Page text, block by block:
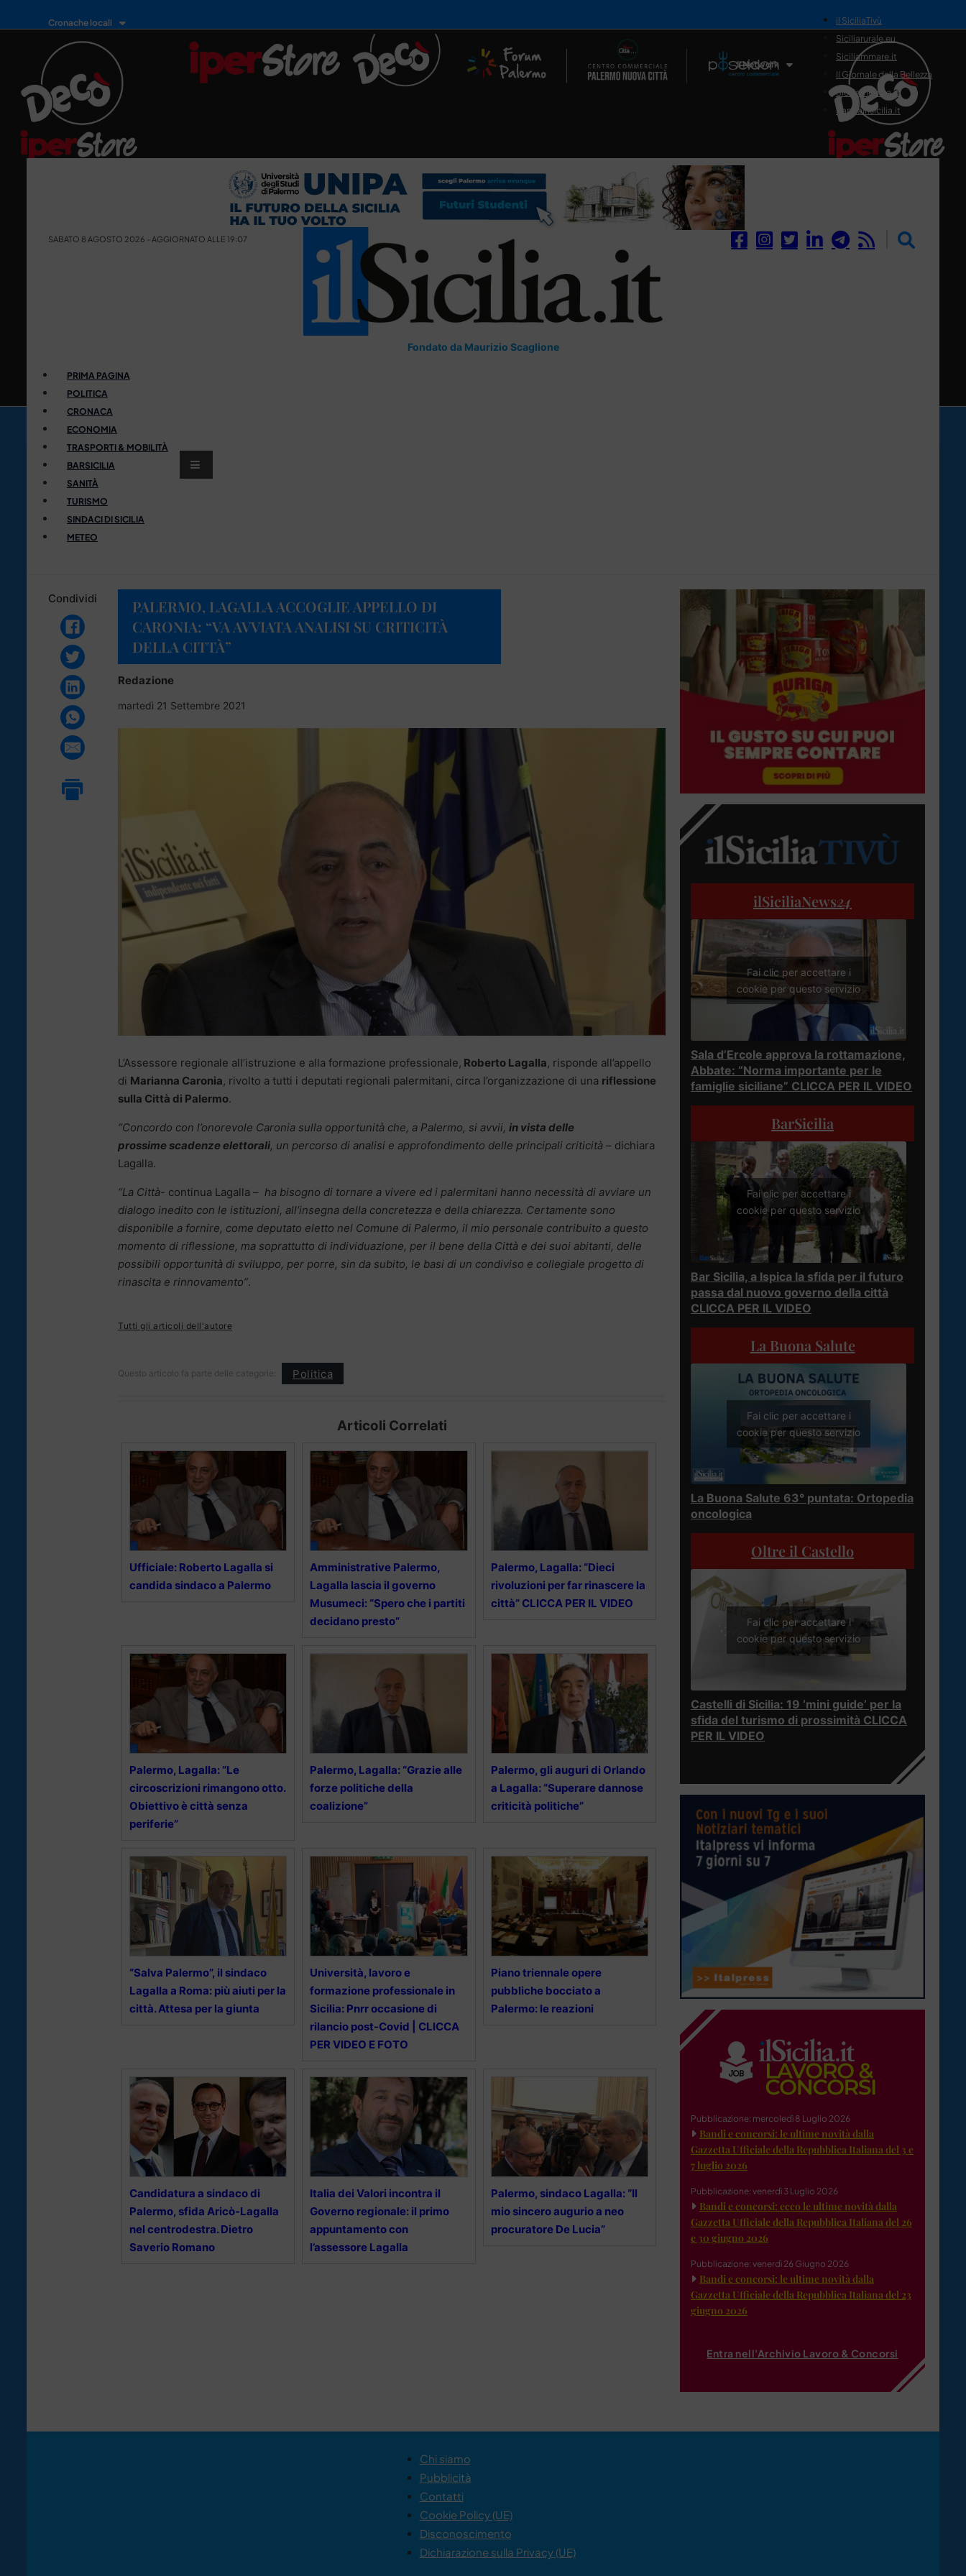
Cronache locali
Il Network
il SiciliaTivù
Siciliarurale.eu
Siciliammare.it
Il Giornale della Bellezza
Siciliamedica.it
Sanitainsicilia.it
SABATO 8 AGOSTO 2026 - AGGIORNATO ALLE 19:07
Fondato da Maurizio Scaglione
PRIMA PAGINA
POLITICA
CRONACA
ECONOMIA
TRASPORTI & MOBILITÀ
BARSICILIA
SANITÀ
TURISMO
SINDACI DI SICILIA
METEO
Condividi
PALERMO, LAGALLA ACCOGLIE APPELLO DI
CARONIA: “VA AVVIATA ANALISI SU CRITICITÀ
DELLA CITTÀ”
Redazione
martedì 21 Settembre 2021
L’Assessore regionale all’istruzione e alla formazione professionale, Roberto Lagalla, risponde all’appello
di Marianna Caronia, rivolto a tutti i deputati regionali palermitani, circa l’organizzazione di una riflessione
sulla Città di Palermo.
“Concordo con l’onorevole Caronia sulla opportunità che, a Palermo, si avvii, in vista delle
prossime scadenze elettorali, un percorso di analisi e approfondimento delle principali criticità – dichiara
Lagalla.
“La Città- continua Lagalla – ha bisogno di tornare a vivere ed i palermitani hanno necessità di avviare un
dialogo inedito con le istituzioni, all’insegna della concretezza e della chiarezza. Certamente sono
disponibile a fornire, come deputato eletto nel Comune di Palermo, il mio personale contribuito a questo
momento di riflessione, ma soprattutto di individuazione, per il bene della Città e dei suoi abitanti, delle
possibili opportunità di sviluppo, per porre, sin da subito, le basi di un condiviso e collegiale progetto di
rinascita e rinnovamento”.
Tutti gli articoli dell'autore
Questo articolo fa parte delle categorie: Politica
Articoli Correlati
Ufficiale: Roberto Lagalla si
candida sindaco a Palermo
Amministrative Palermo,
Lagalla lascia il governo
Musumeci: “Spero che i partiti
decidano presto”
Palermo, Lagalla: “Dieci
rivoluzioni per far rinascere la
città” CLICCA PER IL VIDEO
Palermo, Lagalla: “Le
circoscrizioni rimangono otto.
Obiettivo è città senza
periferie”
Palermo, Lagalla: “Grazie alle
forze politiche della
coalizione”
Palermo, gli auguri di Orlando
a Lagalla: “Superare dannose
criticità politiche”
“Salva Palermo”, il sindaco
Lagalla a Roma: più aiuti per la
città. Attesa per la giunta
Università, lavoro e
formazione professionale in
Sicilia: Pnrr occasione di
rilancio post-Covid | CLICCA
PER VIDEO E FOTO
Piano triennale opere
pubbliche bocciato a
Palermo: le reazioni
Candidatura a sindaco di
Palermo, sfida Aricò-Lagalla
nel centrodestra. Dietro
Saverio Romano
Italia dei Valori incontra il
Governo regionale: il primo
appuntamento con
l’assessore Lagalla
Palermo, sindaco Lagalla: “Il
mio sincero augurio a neo
procuratore De Lucia”
ilSiciliaNews24
Fai clic per accettare i
cookie per questo servizio
Sala d’Ercole approva la rottamazione,
Abbate: “Norma importante per le
famiglie siciliane” CLICCA PER IL VIDEO
BarSicilia
Fai clic per accettare i
cookie per questo servizio
Bar Sicilia, a Ispica la sfida per il futuro
passa dal nuovo governo della città
CLICCA PER IL VIDEO
La Buona Salute
Fai clic per accettare i
cookie per questo servizio
La Buona Salute 63° puntata: Ortopedia
oncologica
Oltre il Castello
Fai clic per accettare i
cookie per questo servizio
Castelli di Sicilia: 19 ‘mini guide’ per la
sfida del turismo di prossimità CLICCA
PER IL VIDEO
Pubblicazione: mercoledì 8 Luglio 2026
Bandi e concorsi: le ultime novità dalla
Gazzetta Ufficiale della Repubblica Italiana del 3 e
7 luglio 2026
Pubblicazione: venerdì 3 Luglio 2026
Bandi e concorsi: ecco le ultime novità dalla
Gazzetta Ufficiale della Repubblica Italiana del 26
e 30 giugno 2026
Pubblicazione: venerdì 26 Giugno 2026
Bandi e concorsi: le ultime novità dalla
Gazzetta Ufficiale della Repubblica Italiana del 23
giugno 2026
Entra nell'Archivio Lavoro & Concorsi
Chi siamo
Pubblicità
Contatti
Cookie Policy (UE)
Disconoscimento
Dichiarazione sulla Privacy (UE)